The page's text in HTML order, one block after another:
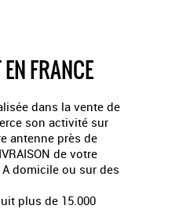
FRANCE
dans la vente de
son activité sur
antenne près de
de votre
domicile ou sur des
plus de 15.000